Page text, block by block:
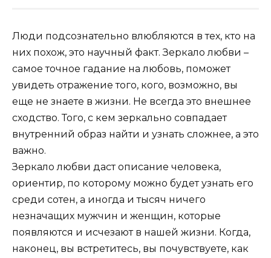
Люди подсознательно влюбляются в тех, кто на
них похож, это научный факт. Зеркало любви –
самое точное гадание на любовь, поможет
увидеть отражение того, кого, возможно, вы
еще не знаете в жизни. Не всегда это внешнее
сходство. Того, с кем зеркально совпадает
внутренний образ найти и узнать сложнее, а это
важно.
Зеркало любви даст описание человека,
ориентир, по которому можно будет узнать его
среди сотен, а иногда и тысяч ничего
незначащих мужчин и женщин, которые
появляются и исчезают в нашей жизни. Когда,
наконец, вы встретитесь, вы почувствуете, как